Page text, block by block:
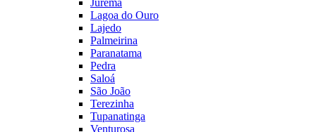
Jurema
Lagoa do Ouro
Lajedo
Palmeirina
Paranatama
Pedra
Saloá
São João
Terezinha
Tupanatinga
Venturosa